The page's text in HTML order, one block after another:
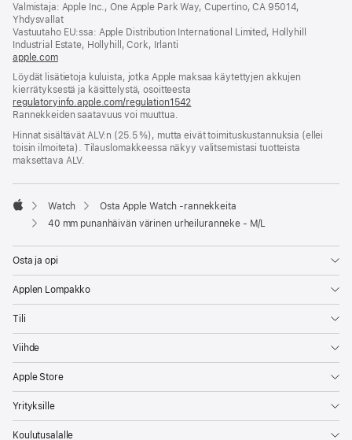
ikkunaan)
Valmistaja: Apple Inc., One Apple Park Way, Cupertino, CA 95014,
Yhdysvallat
Vastuutaho EU:ssa: Apple Distribution International Limited, Hollyhill
Industrial Estate, Hollyhill, Cork, Irlanti
apple.com(avautuu
uuteen
ikkunaan)
Löydät lisätietoja kuluista, jotka Apple maksaa käytettyjen akkujen
kierrätyksestä ja käsittelystä, osoitteesta
regulatoryinfo.apple.com/regulation1542
Rannekkeiden saatavuus voi muuttua.
Hinnat sisältävät ALV:n (25.5 %), mutta eivät toimitus­kustannuksia (ellei
toisin ilmoiteta). Tilauslomakkeessa näkyy valitsemistasi tuotteista
maksettava ALV.
Apple
Watch
Osta Apple Watch ‑rannekkeita
40 mm punanhäivän värinen urheiluranneke - M/L
Osta ja opi
Applen Lompakko
Tili
Viihde
Apple Store
Yrityksille
Koulutusalalle